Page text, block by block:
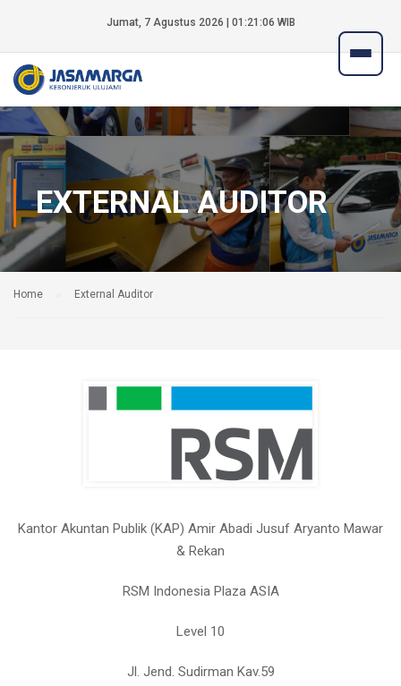
Jumat, 7 Agustus 2026 | 01:21:06 WIB
EXTERNAL AUDITOR
Home External Auditor
Kantor Akuntan Publik (KAP) Amir Abadi Jusuf Aryanto Mawar
& Rekan
RSM Indonesia Plaza ASIA
Level 10
Jl. Jend. Sudirman Kav.59